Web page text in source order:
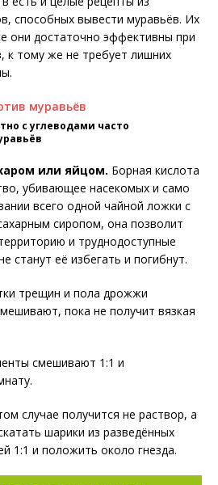
способных вывести муравьёв. Их
они достаточно эффективны при
к тому же не требует лишних
с углеводами часто
или яйцом. Борная кислота
убивающее насекомых и само
всего одной чайной ложки с
сиропом, она позволит
и труднодоступные
станут её избегать и погибнут.
трещин и пола дрожжи
пока не получит вязкая
смешивают 1:1 и
случае получится не раствор, а
шарики из разведённых
1:1 и положить около гнезда.